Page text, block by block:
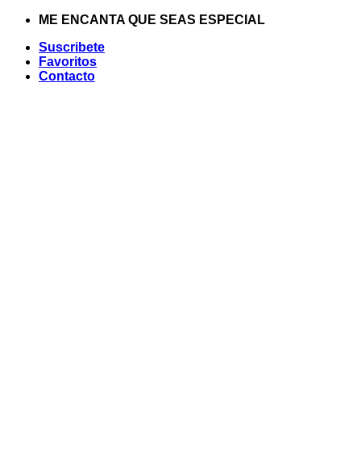
Saltar
contenido
ME ENCANTA QUE SEAS ESPECIAL
Suscribete
Favoritos
Contacto